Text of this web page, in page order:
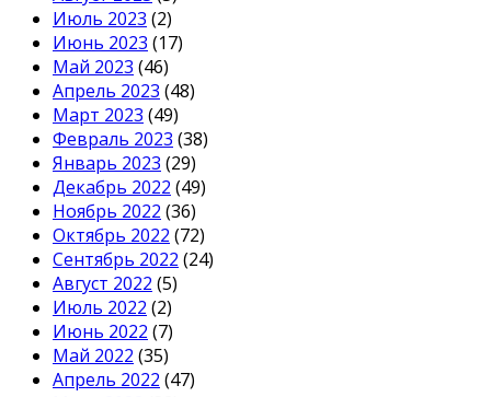
Июль 2023 (2)
Июнь 2023 (17)
Май 2023 (46)
Апрель 2023 (48)
Март 2023 (49)
Февраль 2023 (38)
Январь 2023 (29)
Декабрь 2022 (49)
Ноябрь 2022 (36)
Октябрь 2022 (72)
Сентябрь 2022 (24)
Август 2022 (5)
Июль 2022 (2)
Июнь 2022 (7)
Май 2022 (35)
Апрель 2022 (47)